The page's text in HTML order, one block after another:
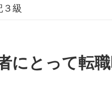
級
にとって転